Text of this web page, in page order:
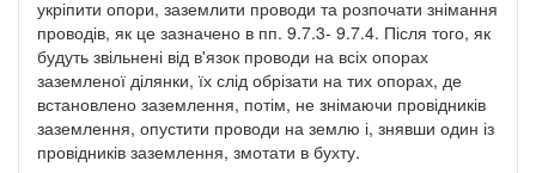
укріпити опори, заземлити проводи та розпочати знімання
проводів, як це зазначено в пп. 9.7.3- 9.7.4. Після того, як
будуть звільнені від в'язок проводи на всіх опорах
заземленої ділянки, їх слід обрізати на тих опорах, де
встановлено заземлення, потім, не знімаючи провідників
заземлення, опустити проводи на землю і, знявши один із
провідників заземлення, змотати в бухту.